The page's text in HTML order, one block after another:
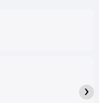
›